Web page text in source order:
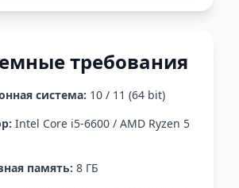
требования
система: 10 / 11 (64 bit)
Intel Core i5-6600 / AMD Ryzen 5
память: 8 ГБ